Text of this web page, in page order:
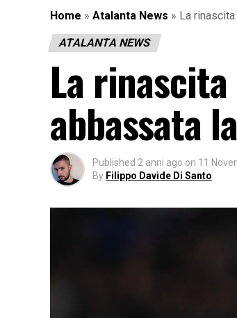
Home » Atalanta News » La
ATALANTA NEWS
La
abbassata
Published 2 anni ago on 11
By Filippo Davide Di Santo